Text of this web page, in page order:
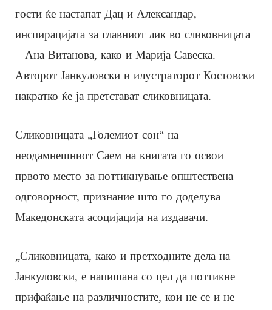
гости ќе настапат Дац и Александар,
инспирацијата за главниот лик во сликовницата
– Ана Витанова, како и Марија Савеска.
Авторот Јанкуловски и илустраторот Костовски
накратко ќе ја претстават сликовницата.
Сликовницата „Големиот сон“ на
неодамнешниот Саем на книгата го освои
првото место за поттикнување општествена
одговорност, признание што го доделува
Македонската асоцијација на издавачи.
„Сликовницата, како и претходните дела на
Јанкуловски, е напишана со цел да поттикне
прифаќање на различностите, кои не се и не